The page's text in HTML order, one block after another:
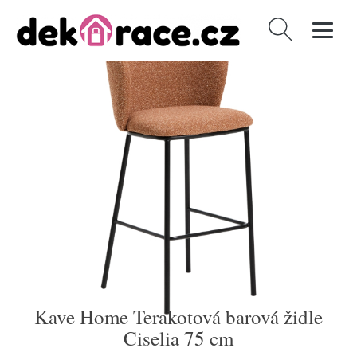
Vyhledávání
Kave Home Terakotová barová židle
Ciselia 75 cm